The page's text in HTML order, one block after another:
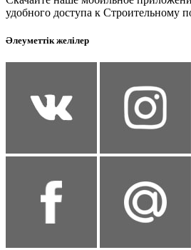
удобного доступа к Строительному
Әлеуметтік желілер